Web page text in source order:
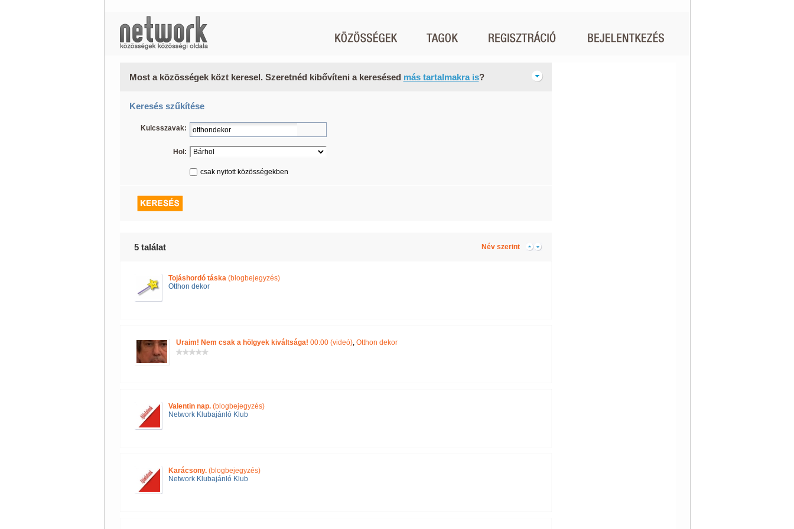
Most a közösségek közt keresel. Szeretnéd kibővíteni a keresésed más tartalmakra is?
Keresés szűkítése
Kulcsszavak:
Hol:
csak nyitott közösségekben
5 találat Név szerint
Tojáshordó táska(blogbejegyzés)
Otthon dekor
Uraim! Nem csak a hölgyek kiváltsága! 00:00 (videó), Otthon dekor
Valentin nap.(blogbejegyzés)
Network Klubajánló Klub
Karácsony.(blogbejegyzés)
Network Klubajánló Klub